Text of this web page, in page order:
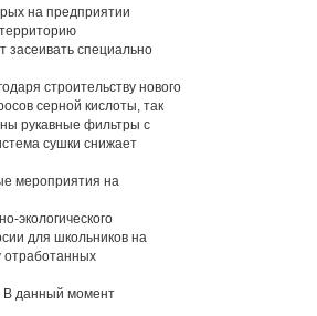
на предприятии
засеивать специально
строительству нового
серной кислоты, так
рукавные фильтры с
сушки снижает
мероприятия на
экологического
для школьников на
отработанных
В данный момент